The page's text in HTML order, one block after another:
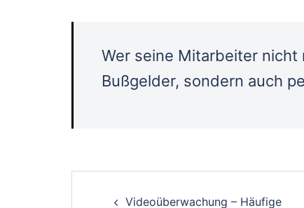
Wer seine Mitarbeiter
Bußgelder, sondern auch
Videoüberwachung – Häufige